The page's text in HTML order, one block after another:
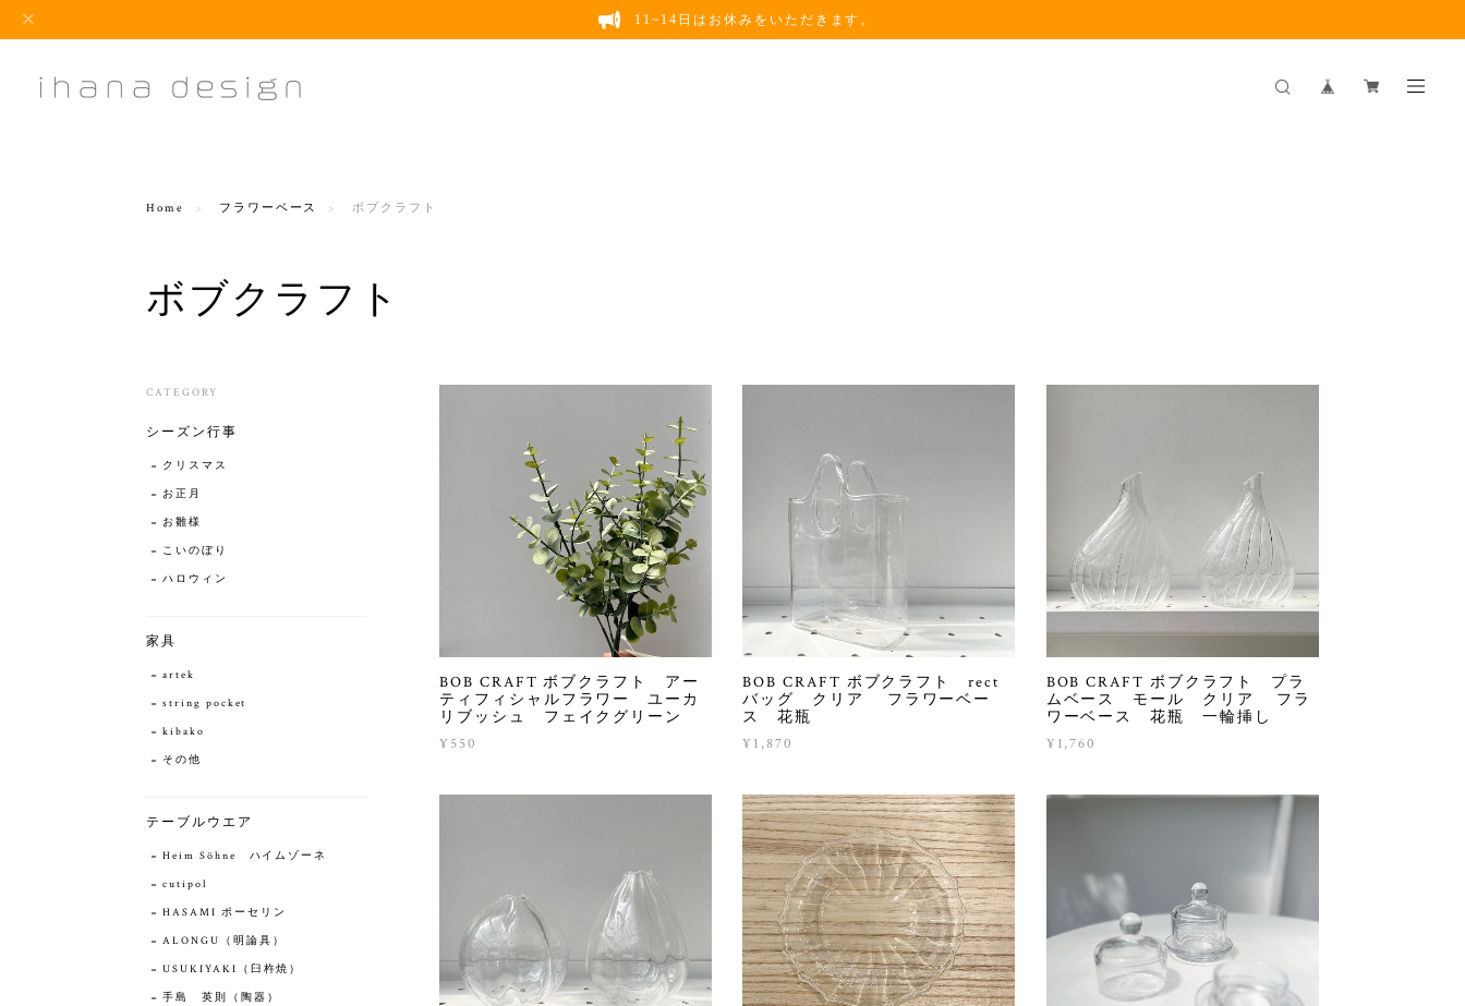
11~14日はお休みをいただきます。
Home フラワーベース ボブクラフト
ボブクラフト
BOB CRAFT ボブクラフト アー
ティフィシャルフラワー ユーカ
リブッシュ フェイクグリーン
¥550
BOB CRAFT ボブクラフト rect
バッグ クリア フラワーベー
ス 花瓶
¥1,870
BOB CRAFT ボブクラフト プラ
ムベース モール クリア フラ
ワーベース 花瓶 一輪挿し
¥1,760
CATEGORY
シーズン行事
クリスマス
お正月
お雛様
こいのぼり
ハロウィン
家具
artek
string pocket
kibako
その他
テーブルウエア
Heim Söhne ハイムゾーネ
cutipol
HASAMI ポーセリン
ALONGU（明論具）
USUKIYAKI（臼杵焼）
手島 英則（陶器）